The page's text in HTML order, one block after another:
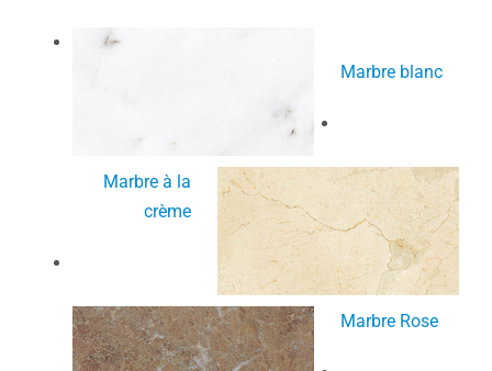
Marbre blanc
Marbre à la
crème
Marbre Rose